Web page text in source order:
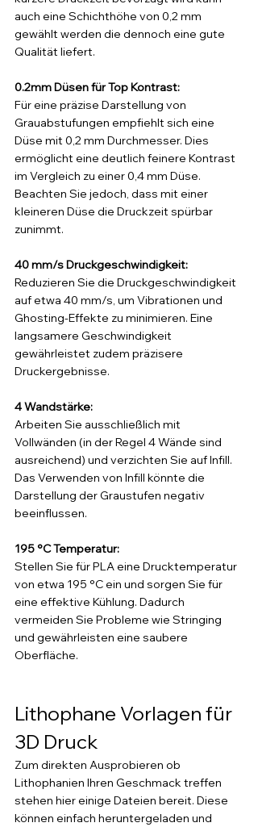
auch eine Schichthöhe von 0,2 mm
gewählt werden die dennoch eine gute
Qualität liefert.
0.2mm Düsen für Top Kontrast:
Für eine präzise Darstellung von
Grauabstufungen empfiehlt sich eine
Düse mit 0,2 mm Durchmesser. Dies
ermöglicht eine deutlich feinere Kontrast
im Vergleich zu einer 0,4 mm Düse.
Beachten Sie jedoch, dass mit einer
kleineren Düse die Druckzeit spürbar
zunimmt.
40 mm/s Druckgeschwindigkeit:
Reduzieren Sie die Druckgeschwindigkeit
auf etwa 40 mm/s, um Vibrationen und
Ghosting-Effekte zu minimieren. Eine
langsamere Geschwindigkeit
gewährleistet zudem präzisere
Druckergebnisse.
4 Wandstärke:
Arbeiten Sie ausschließlich mit
Vollwänden (in der Regel 4 Wände sind
ausreichend) und verzichten Sie auf Infill.
Das Verwenden von Infill könnte die
Darstellung der Graustufen negativ
beeinflussen.
195 °C Temperatur:
Stellen Sie für PLA eine Drucktemperatur
von etwa 195 °C ein und sorgen Sie für
eine effektive Kühlung. Dadurch
vermeiden Sie Probleme wie Stringing
und gewährleisten eine saubere
Oberfläche.
Lithophane Vorlagen für
3D Druck
Zum direkten Ausprobieren ob
Lithophanien Ihren Geschmack treffen
stehen hier einige Dateien bereit. Diese
können einfach heruntergeladen und